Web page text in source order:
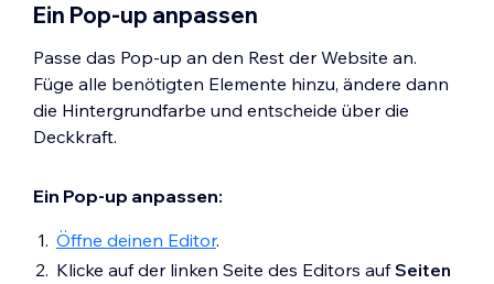
Ein Pop-up anpassen
Passe das Pop-up an den Rest der Website an.
Füge alle benötigten Elemente hinzu, ändere dann
die Hintergrundfarbe und entscheide über die
Deckkraft.
Ein Pop-up anpassen:
Öffne deinen Editor.
Klicke auf der linken Seite des Editors aufSeiten